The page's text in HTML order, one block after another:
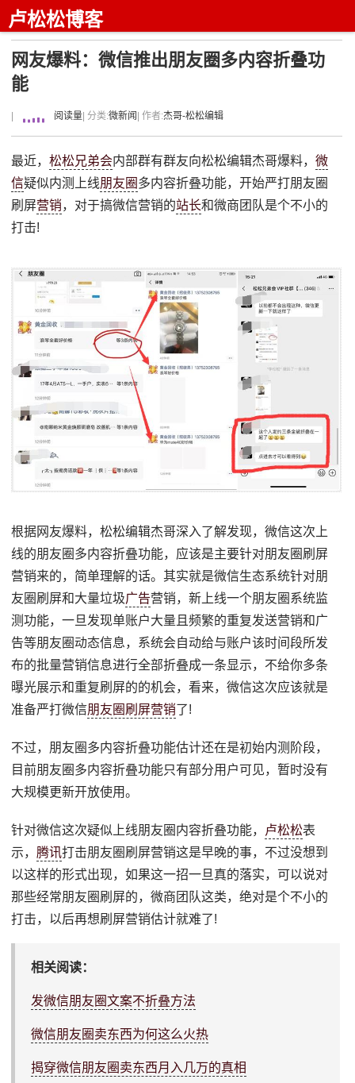
卢松松博客
网友爆料：微信推出朋友圈多内容折叠功
能
阅读量 | 分类:微新闻 | 作者:杰哥-松松编辑
最近，松松兄弟会内部群有群友向松松编辑杰哥爆料，微
信疑似内测上线朋友圈 多内容折叠功能，开始严打朋友圈
刷屏营销，对于搞微信营销的站长和微商团队是个不小的
打击!
根据网友爆料，松松编辑杰哥深入了解发现，微信这次上
线的朋友圈多内容折叠功能，应该是主要针对朋友圈刷屏
营销来的，简单理解的话。其实就是微信生态系统针对朋
友圈刷屏和大量垃圾广告营销，新上线一个朋友圈系统监
测功能，一旦发现单账户大量且频繁的重复发送营销和广
告等朋友圈动态信息，系统会自动给与账户该时间段所发
布的批量营销信息进行全部折叠成一条显示，不给你多条
曝光展示和重复刷屏的的机会，看来，微信这次应该就是
准备严打微信朋友圈刷屏营销了!
不过，朋友圈多内容折叠功能估计还在是初始内测阶段，
目前朋友圈多内容折叠功能只有部分用户可见，暂时没有
大规模更新开放使用。
针对微信这次疑似上线朋友圈内容折叠功能， 卢松松表
示， 腾讯打击朋友圈刷屏营销这是早晚的事，不过没想到
以这样的形式出现，如果这一招一旦真的落实，可以说对
那些经常朋友圈刷屏的，微商团队这类，绝对是个不小的
打击，以后再想刷屏营销估计就难了!
相关阅读：
发微信朋友圈文案不折叠方法
微信朋友圈卖东西为何这么火热
揭穿微信朋友圈卖东西月入几万的真相